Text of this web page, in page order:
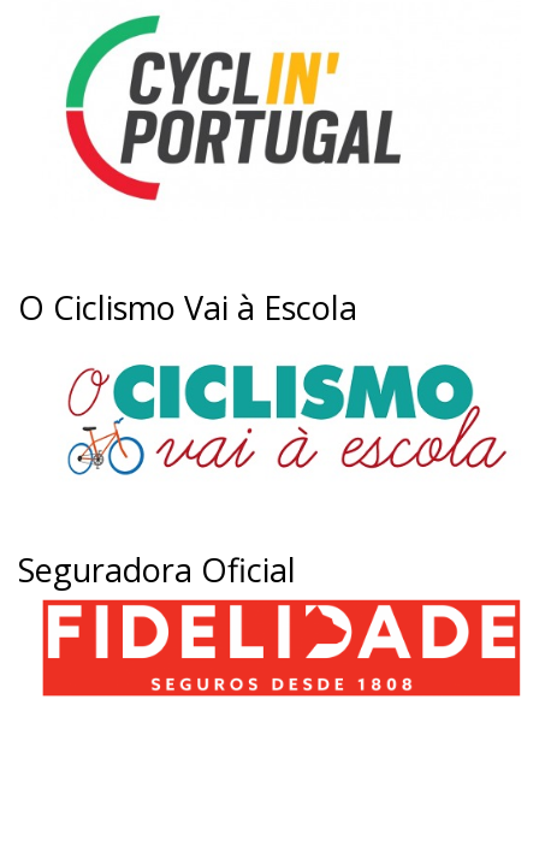
O Ciclismo Vai à Escola
Seguradora Oficial